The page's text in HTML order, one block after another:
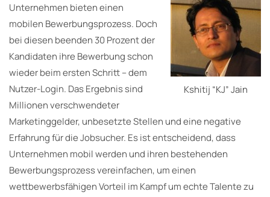
Kshitij “KJ” Jain
Unternehmen bieten einen
mobilen Bewerbungsprozess. Doch
bei diesen beenden 30 Prozent der
Kandidaten ihre Bewerbung schon
wieder beim ersten Schritt – dem
Nutzer-Login. Das Ergebnis sind
Millionen verschwendeter
Marketinggelder, unbesetzte Stellen und eine negative
Erfahrung für die Jobsucher. Es ist entscheidend, dass
Unternehmen mobil werden und ihren bestehenden
Bewerbungsprozess vereinfachen, um einen
wettbewerbsfähigen Vorteil im Kampf um echte Talente zu